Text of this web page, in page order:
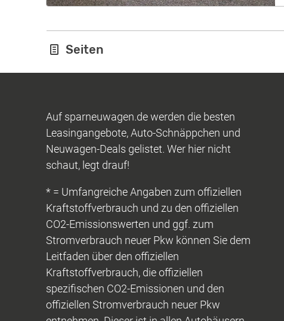
Seiten
Auf sparneuwagen.de werden die besten
Leasingangebote, Auto-Schnäppchen und
Neuwagen-Deals gelistet. Wer hier nicht
schaut, legt drauf!
* = Umfangreiche Angaben zum offiziellen
Kraftstoffverbrauch und zu den offiziellen
CO2-Emissionswerten und ggf. zum
Stromverbrauch neuer Pkw können Sie dem
Leitfaden über den offiziellen
Kraftstoffverbrauch, die offiziellen
spezifischen CO2-Emissionen und den
offiziellen Stromverbrauch neuer Pkw